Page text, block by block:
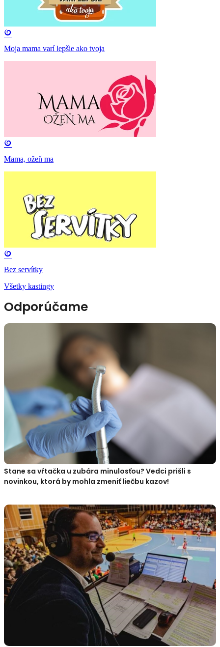
Moja mama varí lepšie ako tvoja
Mama, ožeň ma
Bez servítky
Všetky kastingy
Odporúčame
Stane sa vŕtačka u zubára minulosťou? Vedci prišli s
novinkou, ktorá by mohla zmeniť liečbu kazov!